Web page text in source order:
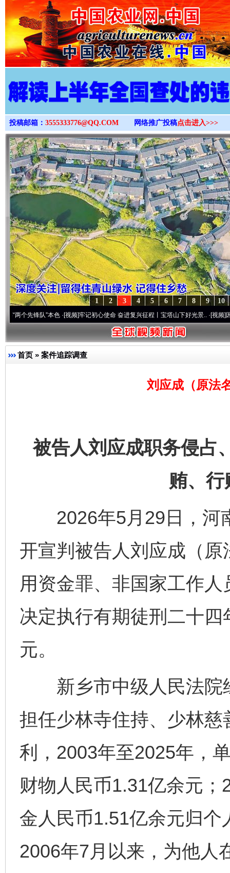
>
投稿邮箱： 3555333776@QQ.COM 网络推广投稿点击进入>>>
10
9
8
7
6
5
4
3
2
1
锋队”本色·[视频]牢记初心使命 奋进复兴征程丨宝塔山下好光景..·[视频]因党而生
首页 » 案件追踪调查
刘应成（原法
被告人刘应成职务侵占
贿、
2026年5月29日，河
开宣判被告人刘应成（
用资金罪、非国家工作
决定执行有期徒刑二十
元。
新乡市中级人民法院
担任少林寺住持、少林
利，2003年至2025年，
财物人民币1.31亿余元
金人民币1.51亿余元归
2006年7月以来，为他人